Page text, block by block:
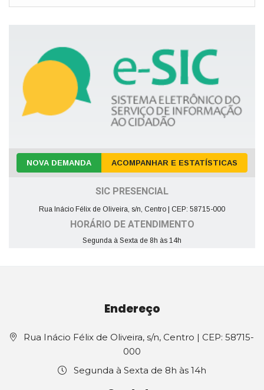
NOVA DEMANDA ACOMPANHAR E ESTATÍSTICAS
SIC PRESENCIAL
Rua Inácio Félix de Oliveira, s/n, Centro | CEP: 58715-000
HORÁRIO DE ATENDIMENTO
Segunda à Sexta de 8h às 14h
Endereço
Rua Inácio Félix de Oliveira, s/n, Centro | CEP: 58715-
000
Segunda à Sexta de 8h às 14h